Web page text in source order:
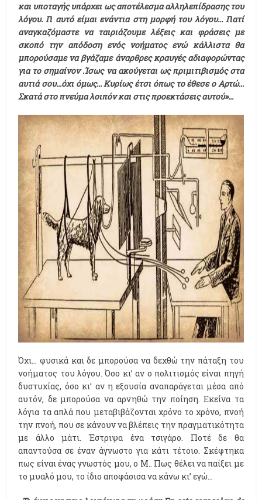
και υποταγής υπάρχει ως αποτέλεσμα αλληλεπίδρασης του
λόγου. Γι αυτό είμαι ενάντια στη μορφή του λόγου... Γιατί
αναγκαζόμαστε να ταιριάζουμε λέξεις και φράσεις με
σκοπό την απόδοση ενός νοήματος ενώ κάλλιστα θα
μπορούσαμε να βγάζαμε άναρθρες κραυγές αδιαφορώντας
για το σημαίνον .Ίσως να ακούγεται ως πριμιτιβισμός στα
αυτιά σου...όχι όμως... Κυρίως έτσι όπως το έθεσε ο Αρτώ...
Σκατά στο πνεύμα λοιπόν και στις προεκτάσεις αυτού»...
Όχι… φυσικά και δε μπορούσα να δεχθώ την πάταξη του
νοήματος του λόγου. Όσο κι’ αν ο πολιτισμός είναι πηγή
δυστυχίας, όσο κι’ αν η εξουσία αναπαράγεται μέσα από
αυτόν, δε μπορούσα να αρνηθώ την ποίηση. Εκείνα τα
λόγια τα απλά που μεταβιβάζονται χρόνο το χρόνο, πνοή
την πνοή, που σε κάνουν να βλέπεις την πραγματικότητα
με άλλο μάτι. Έστριψα ένα τσιγάρο. Ποτέ δε θα
απαντούσα σε έναν άγνωστο για κάτι τέτοιο. Σκέφτηκα
πως είναι ένας γνωστός μου, ο Μ.. Πως θέλει να παίξει με
το μυαλό μου, το ίδιο αποφάσισα να κάνω κι’ εγώ…